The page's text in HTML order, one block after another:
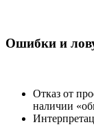
Ошибки и
Отказ от
наличии